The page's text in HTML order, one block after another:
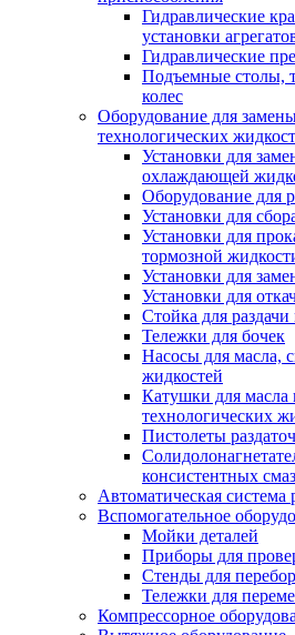
Гидравлические
установки
Гидравлические
Подъемные столы,
колес
Оборудование для
технологических
Установки для
охлаждающей
Оборудование для
Установки для
Установки для
тормозной
Установки для
Установки для
Стойка для раздачи
Тележки для бочек
Насосы для масла,
жидкостей
Катушки для масла
технологических
Пистолеты
консистентных
Автоматическая система
Вспомогательное
Мойки деталей
Приборы для
Стенды для
Тележки для
Компрессорное